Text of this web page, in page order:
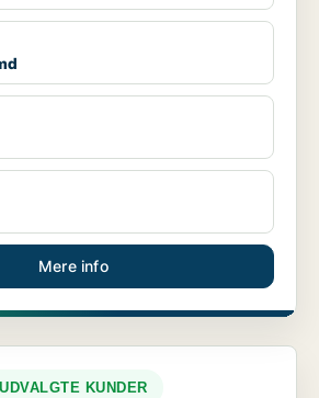
Mere info
UDVALGTE KUNDER